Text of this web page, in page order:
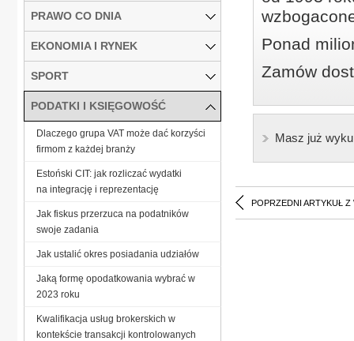
Ponad
Zamów
Masz już
POPRZEDNI ARTYKUŁ Z
PRAWO CO DNIA
EKONOMIA I RYNEK
SPORT
PODATKI I KSIĘGOWOŚĆ
Dlaczego grupa VAT może dać korzyści
firmom z każdej branży
Estoński CIT: jak rozliczać wydatki
na integrację i reprezentację
Jak fiskus przerzuca na podatników
swoje zadania
Jak ustalić okres posiadania udziałów
Jaką formę opodatkowania wybrać w
2023 roku
Kwalifikacja usług brokerskich w
kontekście transakcji kontrolowanych